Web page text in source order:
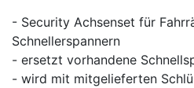
- Security Achsenset für
Schnellerspannern
- ersetzt vorhandene
- wird mit mitgelieferten